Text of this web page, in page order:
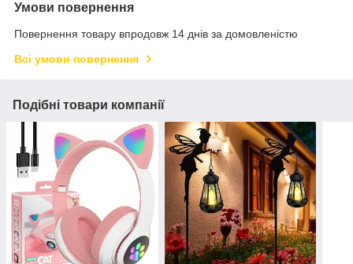
Умови повернення
Повернення товару впродовж 14 днів за домовленістю
Всі умови повернення
Подібні товари компанії